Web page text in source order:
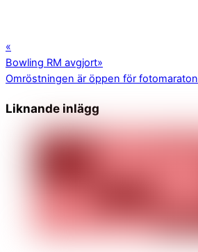
«
Bowling RM avgjort»
Omröstningen är öppen för fotomaraton
Liknande inlägg